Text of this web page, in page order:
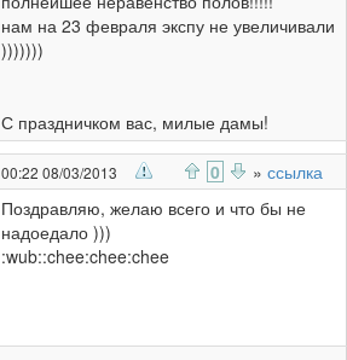
нам на 23 февраля экспу не увеличивали
)))))))
С праздничком вас, милые дамы!
00:22 08/03/2013 0 » ссылка
Поздравляю, желаю всего и что бы не
надоедало )))
:wub::chee:chee:chee